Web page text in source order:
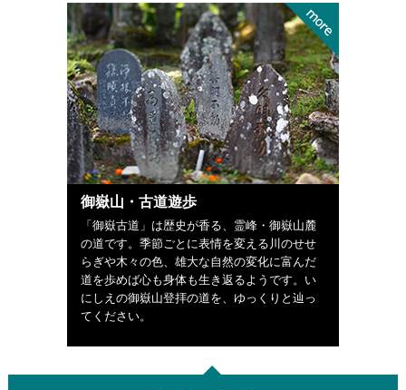
御嶽山・古道遊歩
「御嶽古道」は歴史が香る、霊峰・御嶽山麓
の道です。季節ごとに表情を変える川のせせ
らぎや木々の色、雄大な自然の変化に富んだ
道を歩めば心も身体も生き返るようです。い
にしえの御嶽山登拝の道を、ゆっくりと辿っ
てください。